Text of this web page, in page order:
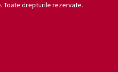
Toate drepturile rezervate.